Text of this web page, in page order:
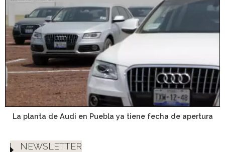
La planta de Audi en Puebla ya tiene fecha de apertura
NEWSLETTER